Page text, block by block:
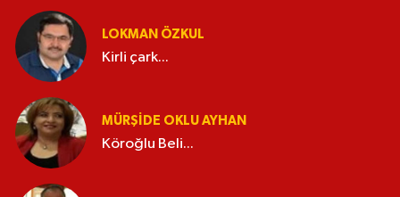
LOKMAN ÖZKUL
Kirli çark...
MÜRŞIDE OKLU AYHAN
Köroğlu Beli...